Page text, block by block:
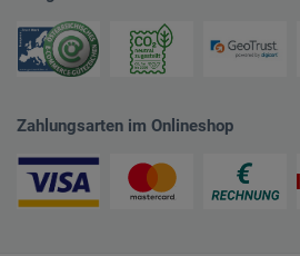
Zahlungsarten im Onlineshop